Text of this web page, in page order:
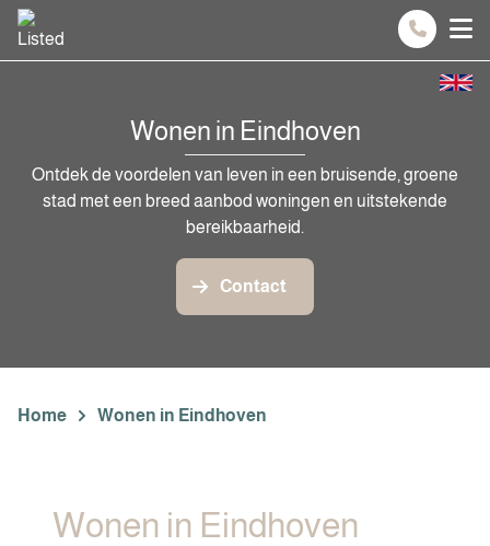
Spring naar inhoud
Wonen in Eindhoven
Ontdek de voordelen van leven in een bruisende, groene
stad met een breed aanbod woningen en uitstekende
bereikbaarheid.
Contact
Home Wonen in Eindhoven
Wonen in Eindhoven